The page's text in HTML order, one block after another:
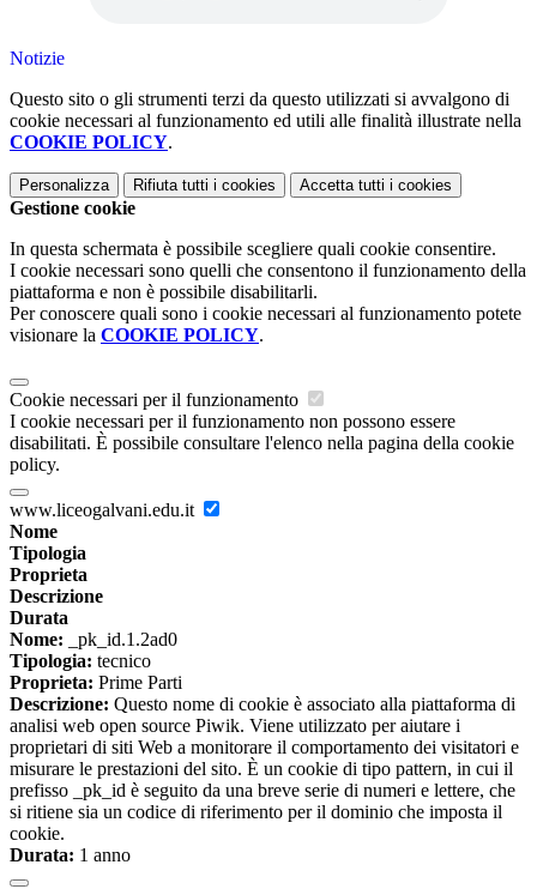
Notizie
Questo sito o gli strumenti terzi da questo utilizzati si avvalgono di
cookie necessari al funzionamento ed utili alle finalità illustrate nella
COOKIE POLICY.
Personalizza Rifiuta tutti i cookies Accetta tutti i cookies
Gestione cookie
In questa schermata è possibile scegliere quali cookie consentire.
I cookie necessari sono quelli che consentono il funzionamento della
piattaforma e non è possibile disabilitarli.
Per conoscere quali sono i cookie necessari al funzionamento potete
visionare la COOKIE POLICY.
Cookie necessari per il funzionamento
I cookie necessari per il funzionamento non possono essere
disabilitati. È possibile consultare l'elenco nella pagina della cookie
policy.
www.liceogalvani.edu.it
Nome
Tipologia
Proprieta
Descrizione
Durata
Nome: _pk_id.1.2ad0
Tipologia: tecnico
Proprieta: Prime Parti
Descrizione: Questo nome di cookie è associato alla piattaforma di
analisi web open source Piwik. Viene utilizzato per aiutare i
proprietari di siti Web a monitorare il comportamento dei visitatori e
misurare le prestazioni del sito. È un cookie di tipo pattern, in cui il
prefisso _pk_id è seguito da una breve serie di numeri e lettere, che
si ritiene sia un codice di riferimento per il dominio che imposta il
cookie.
Durata: 1 anno